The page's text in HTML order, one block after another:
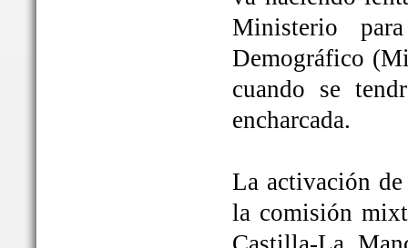
Ministerio
Demográfico
cuando se
encharcada.
La activación
la comisión